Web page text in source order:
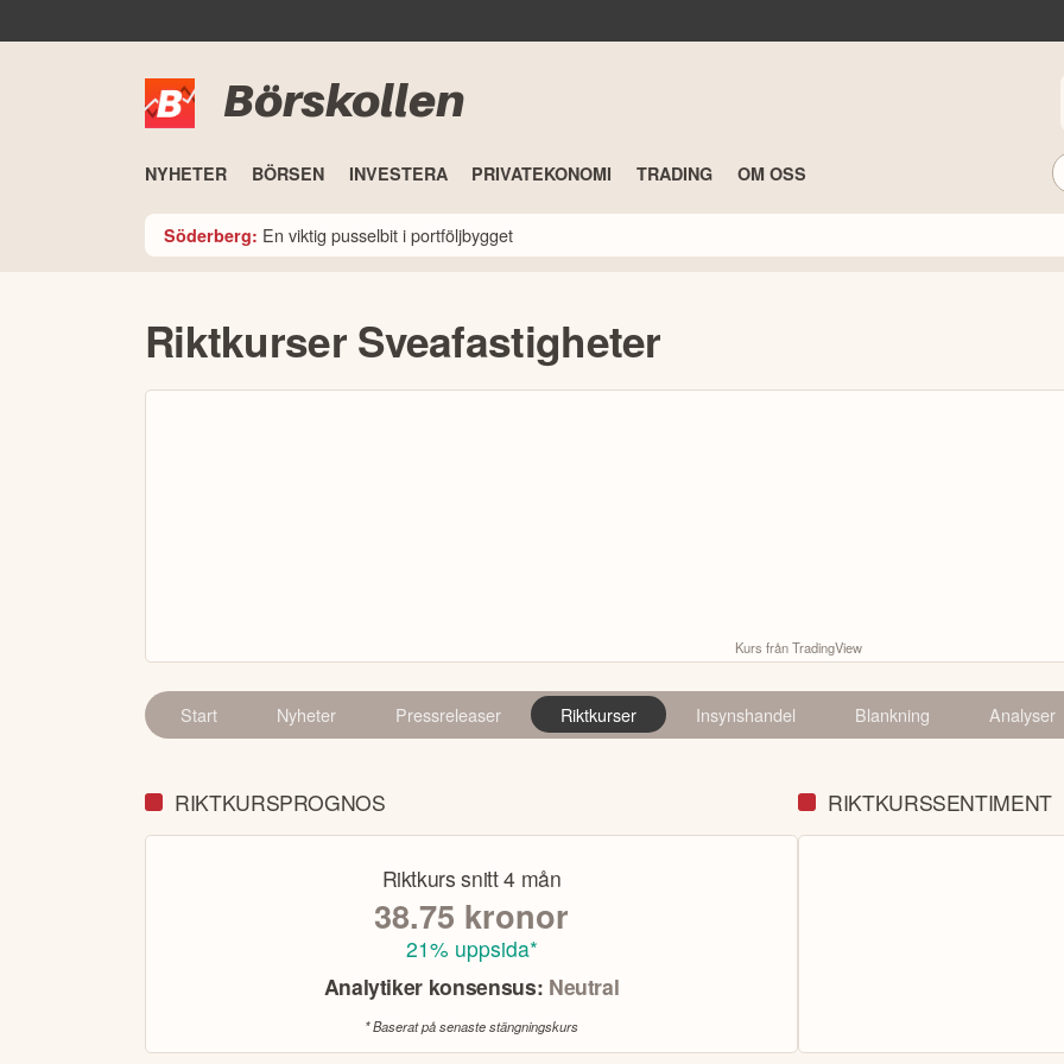
Börskollen
NYHETER BÖRSEN INVESTERA PRIVATEKONOMI TRADING OM OSS
Söderberg: En viktig pusselbit i portföljbygget
Riktkurser Sveafastigheter
Kurs från TradingView
Start Nyheter Pressreleaser Riktkurser Insynshandel Blankning Analyser
RIKTKURSPROGNOS
Riktkurs snitt4 mån
38.75 kronor
21% uppsida*
Analytiker konsensus: Neutral
* Baserat på senaste stängningskurs
RIKTKURSSENTIMENT